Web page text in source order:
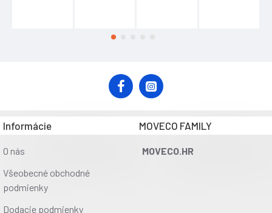
Informácie
O nás
Všeobecné obchodné
podmienky
Dodacie podmienky
MOVECO FAMILY
MOVECO.HR